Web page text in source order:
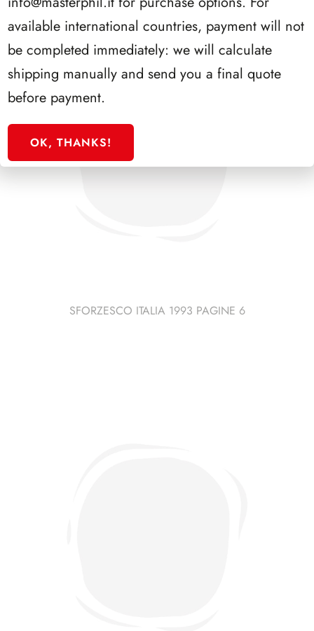
SFORZESCO ITALIA 1993 PAGINE 6
available international countries, payment will not
be completed immediately: we will calculate
shipping manually and send you a final quote
before payment.
OK, THANKS!